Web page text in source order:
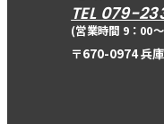
TEL 079-
(営業時間 9：00
〒670-0974 兵